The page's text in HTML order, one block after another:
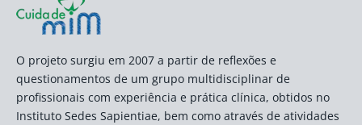
O projeto surgiu em 2007 a partir de reflexões e
questionamentos de um grupo multidisciplinar de
profissionais com experiência e prática clínica, obtidos no
Instituto Sedes Sapientiae, bem como através de atividades